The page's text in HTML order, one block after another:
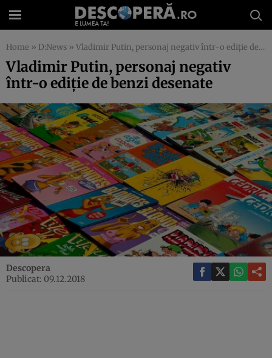
Home » D:News » Vladimir Putin, personaj negativ într-o ediţie de benzi desenate
Vladimir Putin, personaj negativ
într-o ediţie de benzi desenate
Descopera
Publicat: 09.12.2018